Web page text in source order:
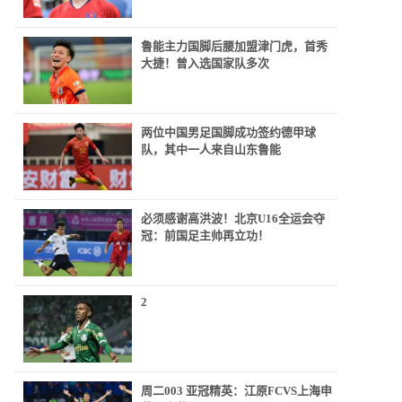
鲁能主力国脚后腰加盟津门虎，首秀
大捷！曾入选国家队多次
两位中国男足国脚成功签约德甲球
队，其中一人来自山东鲁能
必须感谢高洪波！北京U16全运会夺
冠：前国足主帅再立功！
2
周二003 亚冠精英：江原FCVS上海申